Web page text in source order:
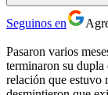
Seguinos en
Pasaron varios
terminaron su dupla
relación que estuvo